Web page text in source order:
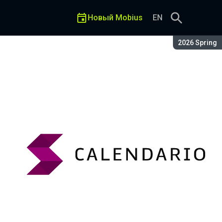
Сезон:
2026 Spring
Новый Mobius EN